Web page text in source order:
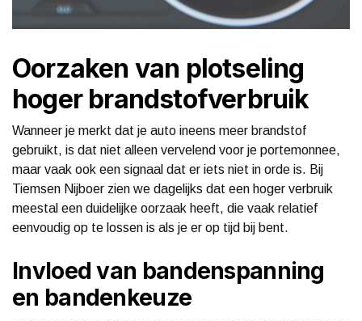
Oorzaken van plotseling
hoger brandstofverbruik
Wanneer je merkt dat je auto ineens meer brandstof
gebruikt, is dat niet alleen vervelend voor je portemonnee,
maar vaak ook een signaal dat er iets niet in orde is. Bij
Tiemsen Nijboer zien we dagelijks dat een hoger verbruik
meestal een duidelijke oorzaak heeft, die vaak relatief
eenvoudig op te lossen is als je er op tijd bij bent.
Invloed van bandenspanning
en bandenkeuze